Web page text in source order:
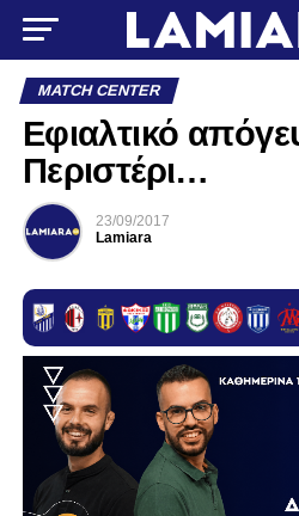
MATCH CENTER
Εφιαλτικό
Περιστέρι…
23/09/2017
Lamiara